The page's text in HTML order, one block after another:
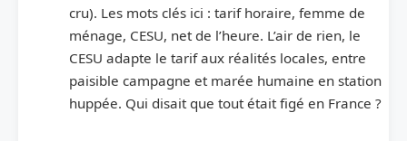
cru). Les mots clés ici : tarif horaire, femme de
ménage, CESU, net de l’heure. L’air de rien, le
CESU adapte le tarif aux réalités locales, entre
paisible campagne et marée humaine en station
huppée. Qui disait que tout était figé en France ?